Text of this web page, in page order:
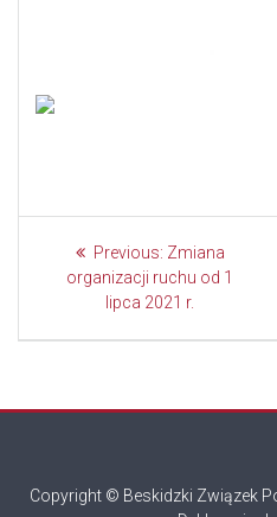
Nawigacja
wpisu
Previous: Previous
post:
Zmiana
organizacji ruchu od 1
lipca 2021 r.
Copyright © Beskidzki Związek